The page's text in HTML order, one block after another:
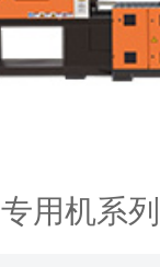
专用机系列